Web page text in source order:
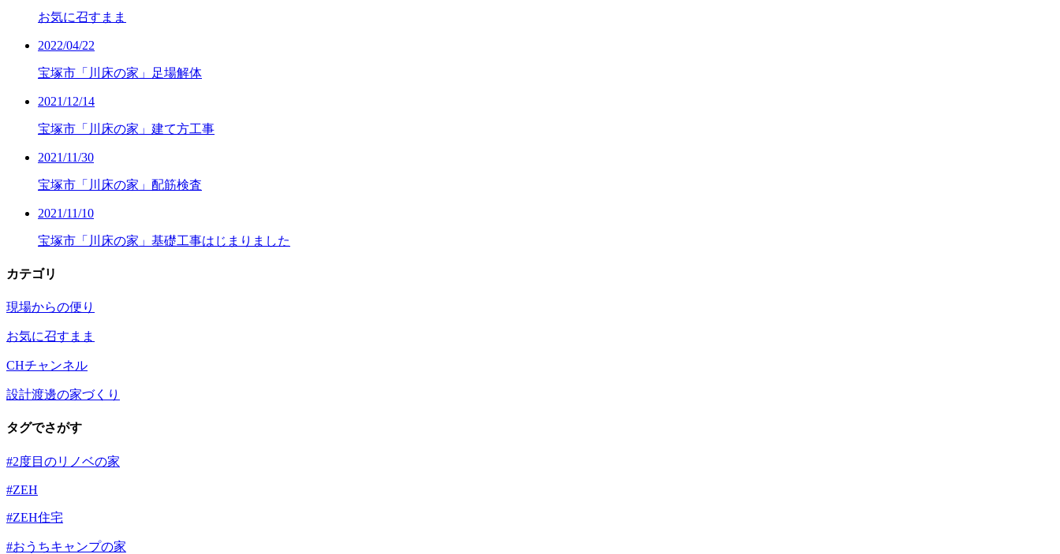
お気に召すまま
2022/04/22
宝塚市「川床の家」足場解体
2021/12/14
宝塚市「川床の家」建て方工事
2021/11/30
宝塚市「川床の家」配筋検査
2021/11/10
宝塚市「川床の家」基礎工事はじまりました
カテゴリ
現場からの便り
お気に召すまま
CHチャンネル
設計渡邊の家づくり
タグでさがす
#2度目のリノベの家
#ZEH
#ZEH住宅
#おうちキャンプの家